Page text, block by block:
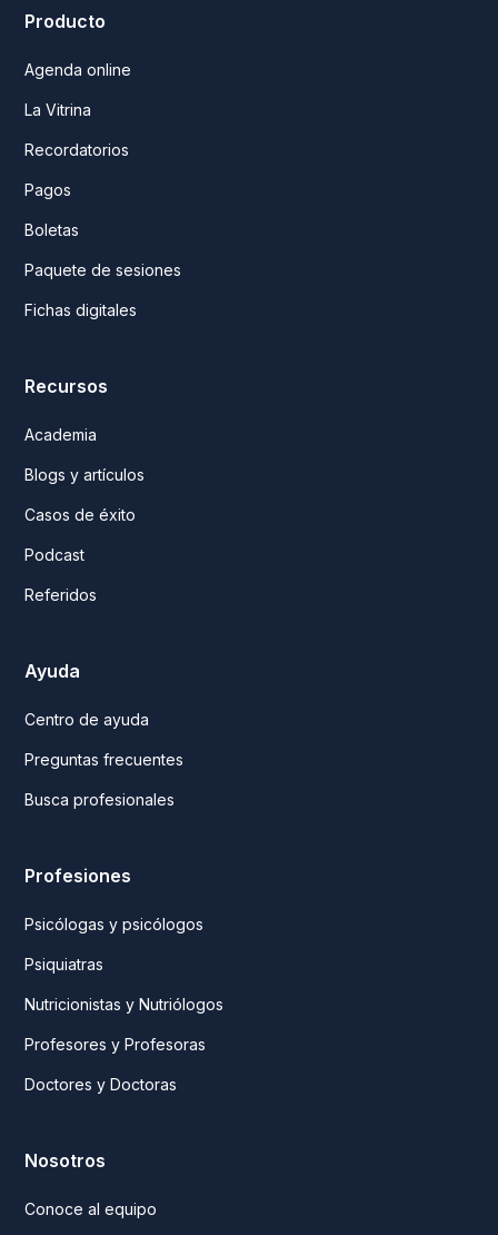
Producto
Agenda online
La Vitrina
Recordatorios
Pagos
Boletas
Paquete de sesiones
Fichas digitales
Recursos
Academia
Blogs y artículos
Casos de éxito
Podcast
Referidos
Ayuda
Centro de ayuda
Preguntas frecuentes
Busca profesionales
Profesiones
Psicólogas y psicólogos
Psiquiatras
Nutricionistas y Nutriólogos
Profesores y Profesoras
Doctores y Doctoras
Nosotros
Conoce al equipo